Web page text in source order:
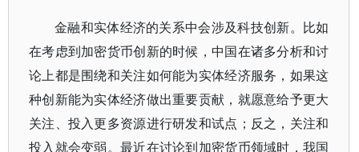
金融和实体经济的关系中会涉及科技创新。比如
在考虑到加密货币创新的时候，中国在诸多分析和讨
论上都是围绕和关注如何能为实体经济服务，如果这
种创新能为实体经济做出重要贡献，就愿意给予更大
关注、投入更多资源进行研发和试点；反之，关注和
投入就会变弱。最近在讨论到加密货币领域时，我国